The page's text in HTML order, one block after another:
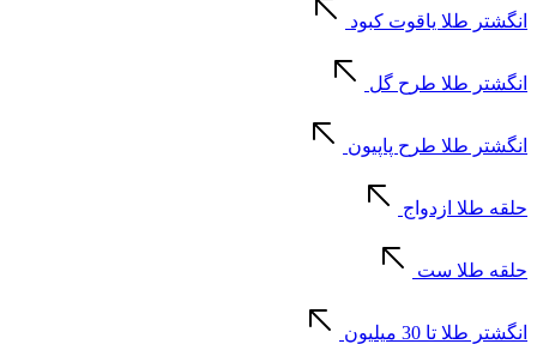
انگشتر طلا یاقوت کبود
انگشتر طلا طرح گل
انگشتر طلا طرح پاپیون
حلقه طلا ازدواج
حلقه طلا ست
انگشتر طلا تا 30 میلیون